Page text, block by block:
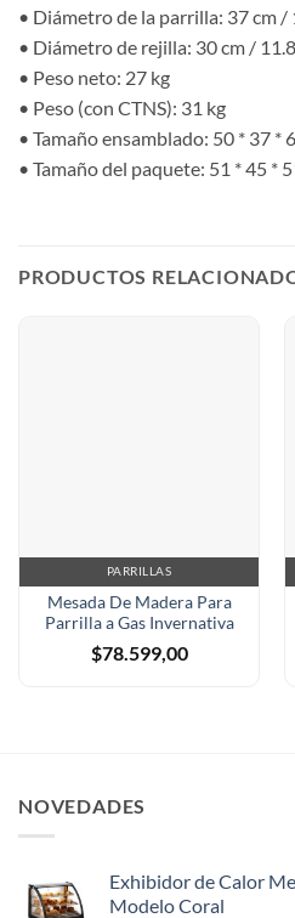
• Diámetro de la parrilla: 37 cm /
• Diámetro de rejilla: 30 cm /
• Peso neto: 27 kg
• Peso (con CTNS): 31 kg
• Tamaño ensamblado: 50 * 37 *
• Tamaño del paquete: 51 * 45 *
PRODUCTOS
PARRILLAS
Mesada De Madera Para
Parrilla a Gas Invernativa
$78.599,00
NOVEDADES
Exhibidor de Calor
Modelo Coral